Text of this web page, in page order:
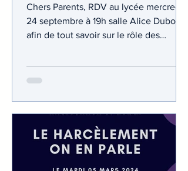
Chers Parents, RDV au lycée mercredi
24 septembre à 19h salle Alice Dubois
afin de tout savoir sur le rôle des